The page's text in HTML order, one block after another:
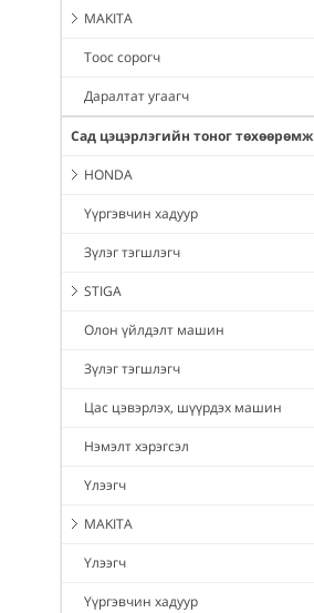
MAKITA
Тоос сорогч
Даралтат угаагч
Сад цэцэрлэгийн тоног төхөөрөмж
HONDA
Үүргэвчин хадуур
Зүлэг тэгшлэгч
STIGA
Олон үйлдэлт машин
Зүлэг тэгшлэгч
Цас цэвэрлэх, шүүрдэх машин
Нэмэлт хэрэгсэл
Үлээгч
MAKITA
Үлээгч
Үүргэвчин хадуур